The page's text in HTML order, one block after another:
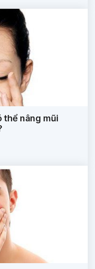
thể nâng mũi